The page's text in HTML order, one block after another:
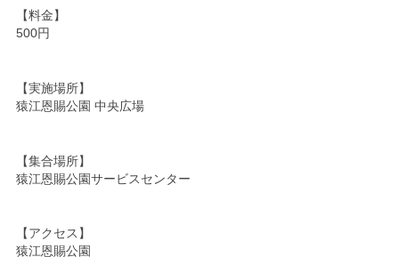
【料金】
500円
【実施場所】
猿江恩賜公園 中央広場
【集合場所】
猿江恩賜公園サービスセンター
【アクセス】
猿江恩賜公園